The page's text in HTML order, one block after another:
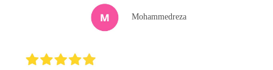
Mohammedreza